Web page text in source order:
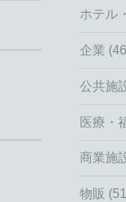
ホテル
企業
公共施
医療・
商業施
物販